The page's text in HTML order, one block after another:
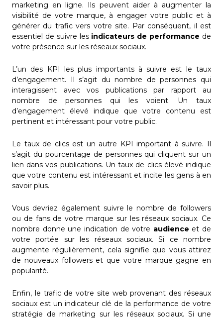
marketing en ligne. Ils peuvent aider à augmenter la
visibilité de votre marque, à engager votre public et à
générer du trafic vers votre site. Par conséquent, il est
essentiel de suivre les indicateurs de performance de
votre présence sur les réseaux sociaux.
L’un des KPI les plus importants à suivre est le taux
d’engagement. Il s’agit du nombre de personnes qui
interagissent avec vos publications par rapport au
nombre de personnes qui les voient. Un taux
d’engagement élevé indique que votre contenu est
pertinent et intéressant pour votre public.
Le taux de clics est un autre KPI important à suivre. Il
s’agit du pourcentage de personnes qui cliquent sur un
lien dans vos publications. Un taux de clics élevé indique
que votre contenu est intéressant et incite les gens à en
savoir plus.
Vous devriez également suivre le nombre de followers
ou de fans de votre marque sur les réseaux sociaux. Ce
nombre donne une indication de votre audience et de
votre portée sur les réseaux sociaux. Si ce nombre
augmente régulièrement, cela signifie que vous attirez
de nouveaux followers et que votre marque gagne en
popularité.
Enfin, le trafic de votre site web provenant des réseaux
sociaux est un indicateur clé de la performance de votre
stratégie de marketing sur les réseaux sociaux. Si une